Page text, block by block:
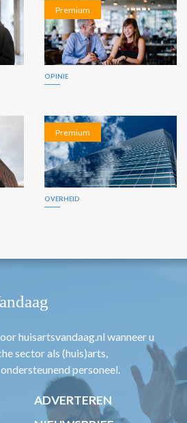
Premium
OPINIE
Premium
OVERHEID
huisartsvandaag.nl wanneer u
sector als (huis)arts,
personeel.
ADVERTEREN